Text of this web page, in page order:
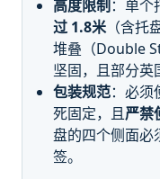
高度限制 ：单
过 1.8米（含托
堆叠（Double
坚固，且部分英
包装规范：必
死固定，且严禁
盘的四个侧面必
签。